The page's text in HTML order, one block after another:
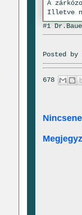
#1
Posted by
678